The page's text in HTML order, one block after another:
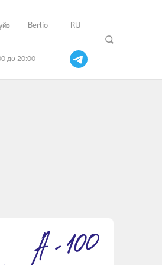
Berlio RU
до 20:00